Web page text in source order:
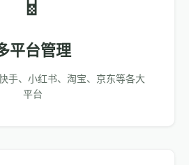
平台管理
手、小红书、淘宝、京东等各大
平台